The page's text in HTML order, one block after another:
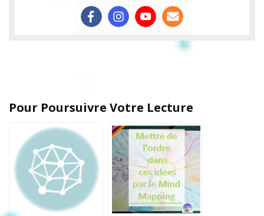
Pour Poursuivre Votre Lecture